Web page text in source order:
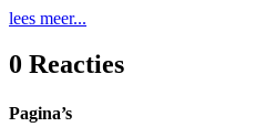
lees meer...
0 Reacties
Pagina’s